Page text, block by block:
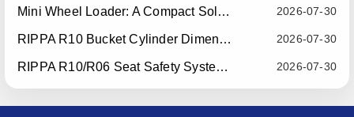
2026-07-30
Mini Wheel Loader: A Compact Solution For Efficient Material Handling
2026-07-30
RIPPA R10 Bucket Cylinder Dimension Optimization — Effective July 15, 2026
2026-07-30
RIPPA R10/R06 Seat Safety System Upgrade — Effective July 22, 2026